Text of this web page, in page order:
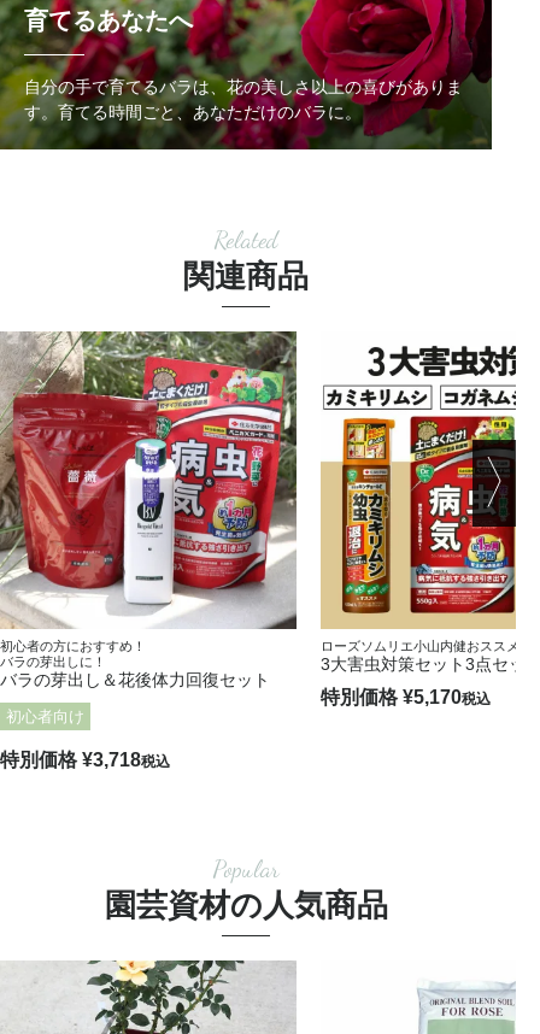
育てるあなたへ
自分の手で育てるバラは、花の美しさ以上の喜びがありま
す。育てる時間ごと、あなただけのバラに。
Related
関連商品
初心者の方におすすめ！
バラの芽出しに！
バラの芽出し＆花後体力回復セット
初心者向け
特別価格 ¥3,718税込
ローズソムリエ小山内健おススメ！
3大害虫対策セット3点セッ
特別価格 ¥5,170税込
Popular
園芸資材の人気商品